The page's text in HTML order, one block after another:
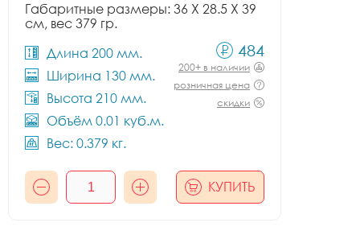
Габаритные размеры: 36 X 28.5 X 39
см, вес 379 гр.
Длина 200 мм.
Ширина 130 мм.
Высота 210 мм.
Объём 0.01 куб.м.
Вес: 0.379 кг.
484
200+ в наличии
розничная цена
скидки
КУПИТЬ